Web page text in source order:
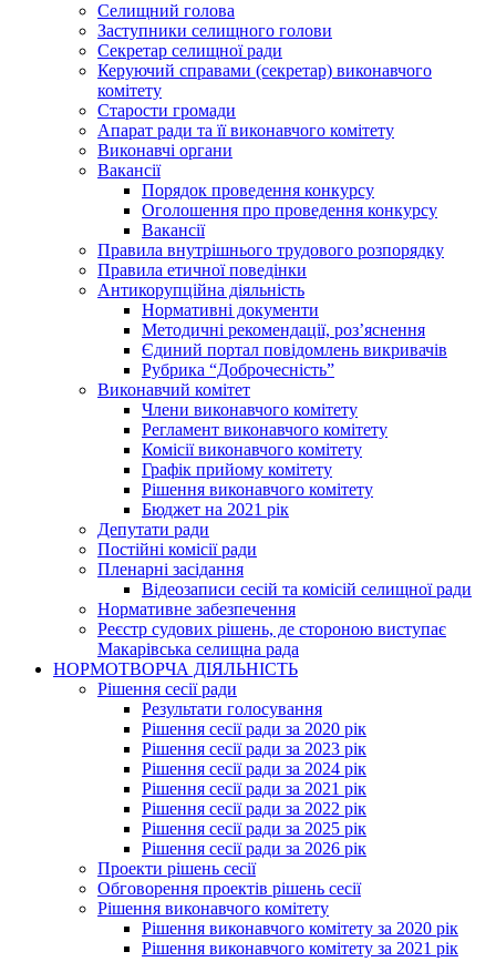
Селищний голова
Заступники селищного голови
Секретар селищної ради
Керуючий справами (секретар) виконавчого
комітету
Старости громади
Апарат ради та її виконавчого комітету
Виконавчі органи
Вакансії
Порядок проведення конкурсу
Оголошення про проведення конкурсу
Вакансії
Правила внутрішнього трудового розпорядку
Правила етичної поведінки
Антикорупційна діяльність
Нормативні документи
Методичні рекомендації, роз’яснення
Єдиний портал повідомлень викривачів
Рубрика “Доброчесність”
Виконавчий комітет
Члени виконавчого комітету
Регламент виконавчого комітету
Комісії виконавчого комітету
Графік прийому комітету
Рішення виконавчого комітету
Бюджет на 2021 рік
Депутати ради
Постійні комісії ради
Пленарні засідання
Відеозаписи сесій та комісій селищної ради
Нормативне забезпечення
Реєстр судових рішень, де стороною виступає
Макарівська селищна рада
НОРМОТВОРЧА ДІЯЛЬНІСТЬ
Рішення сесії ради
Результати голосування
Рішення сесії ради за 2020 рік
Рішення сесії ради за 2023 рік
Рішення сесії ради за 2024 рік
Рішення сесії ради за 2021 рік
Рішення сесії ради за 2022 рік
Рішення сесії ради за 2025 рік
Рішення сесії ради за 2026 рік
Проекти рішень сесії
Обговорення проектів рішень сесії
Рішення виконавчого комітету
Рішення виконавчого комітету за 2020 рік
Рішення виконавчого комітету за 2021 рік